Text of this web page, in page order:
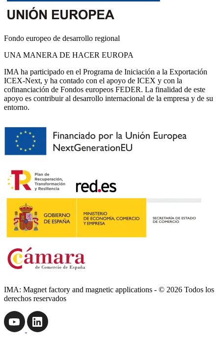
Fondo europeo de desarrollo regional
UNA MANERA DE HACER EUROPA
IMA ha participado en el Programa de Iniciación a la Exportación
ICEX-Next, y ha contado con el apoyo de ICEX y con la
cofinanciación de Fondos europeos FEDER. La finalidad de este
apoyo es contribuir al desarrollo internacional de la empresa y de su
entorno.
IMA: Magnet factory and magnetic applications - © 2026 Todos los
derechos reservados